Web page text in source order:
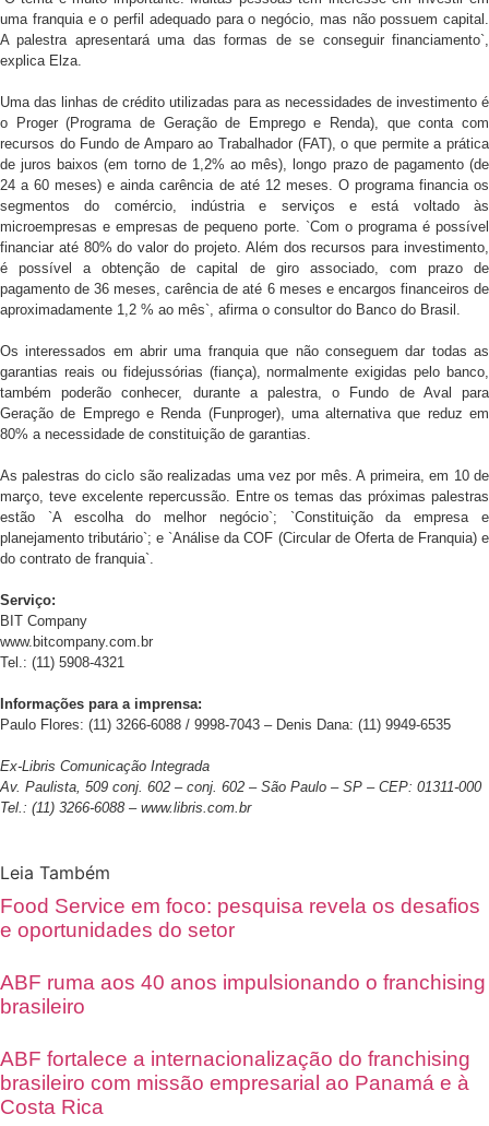
uma franquia e o perfil adequado para o negócio, mas não possuem capital.
A palestra apresentará uma das formas de se conseguir financiamento`,
explica Elza.
Uma das linhas de crédito utilizadas para as necessidades de investimento é
o Proger (Programa de Geração de Emprego e Renda), que conta com
recursos do Fundo de Amparo ao Trabalhador (FAT), o que permite a prática
de juros baixos (em torno de 1,2% ao mês), longo prazo de pagamento (de
24 a 60 meses) e ainda carência de até 12 meses. O programa financia os
segmentos do comércio, indústria e serviços e está voltado às
microempresas e empresas de pequeno porte. `Com o programa é possível
financiar até 80% do valor do projeto. Além dos recursos para investimento,
é possível a obtenção de capital de giro associado, com prazo de
pagamento de 36 meses, carência de até 6 meses e encargos financeiros de
aproximadamente 1,2 % ao mês`, afirma o consultor do Banco do Brasil.
Os interessados em abrir uma franquia que não conseguem dar todas as
garantias reais ou fidejussórias (fiança), normalmente exigidas pelo banco,
também poderão conhecer, durante a palestra, o Fundo de Aval para
Geração de Emprego e Renda (Funproger), uma alternativa que reduz em
80% a necessidade de constituição de garantias.
As palestras do ciclo são realizadas uma vez por mês. A primeira, em 10 de
março, teve excelente repercussão. Entre os temas das próximas palestras
estão `A escolha do melhor negócio`; `Constituição da empresa e
planejamento tributário`; e `Análise da COF (Circular de Oferta de Franquia) e
do contrato de franquia`.
Serviço:
BIT Company
www.bitcompany.com.br
Tel.: (11) 5908-4321
Informações para a imprensa:
Paulo Flores: (11) 3266-6088 / 9998-7043 – Denis Dana: (11) 9949-6535
Ex-Libris Comunicação Integrada
Av. Paulista, 509 conj. 602 – conj. 602 – São Paulo – SP – CEP: 01311-000
Tel.: (11) 3266-6088 – www.libris.com.br
Leia Também
Food Service em foco: pesquisa revela os desafios
e oportunidades do setor
ABF ruma aos 40 anos impulsionando o franchising
brasileiro
ABF fortalece a internacionalização do franchising
brasileiro com missão empresarial ao Panamá e à
Costa Rica